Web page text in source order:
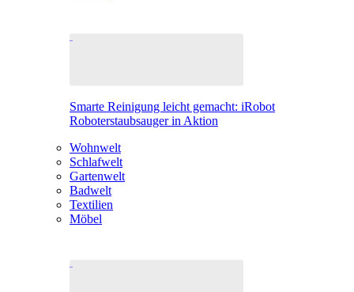
Smarte Reinigung leicht gemacht: iRobot
Roboterstaubsauger in Aktion
Wohnwelt
Schlafwelt
Gartenwelt
Badwelt
Textilien
Möbel